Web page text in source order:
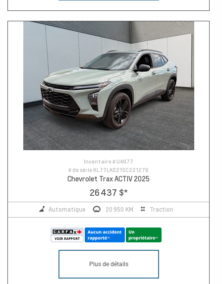
Inventaire # U4977
# de série KL77LKE21SC221276
Chevrolet Trax ACTIV 2025
26 437 $*
Automatique 20 950 KM Traction
Plus de détails